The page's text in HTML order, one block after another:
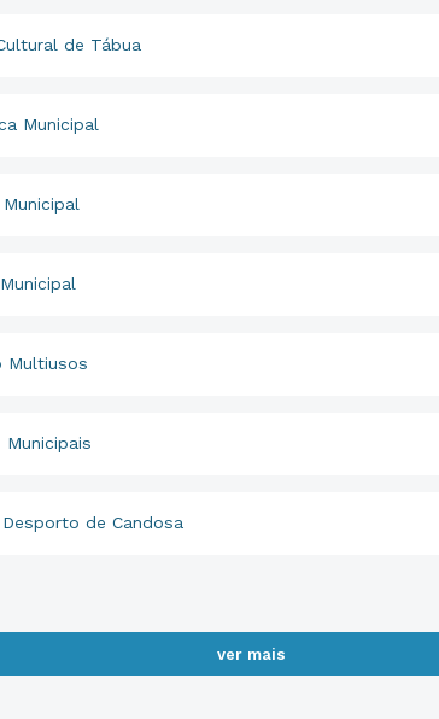
de Tábua
Municipal
Multiusos
Municipais
de Candosa
ver mais